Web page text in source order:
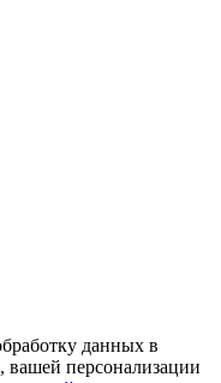
данных в
вашей персонализации